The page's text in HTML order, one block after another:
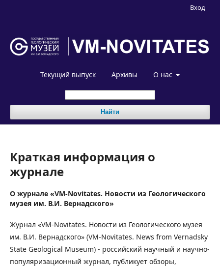
Текущий выпуск Архивы О нас
Найти
Вход
Краткая информация о
журнале
О журнале «VM-Novitates. Новости из Геологического
музея им. В.И. Вернадского»
Журнал «VM-Novitates. Новости из Геологического музея
им. В.И. Вернадского» (VM-Novitates. News from Vernadsky
State Geological Museum) - российский научный и научно-
популяризационный журнал, публикует обзоры,